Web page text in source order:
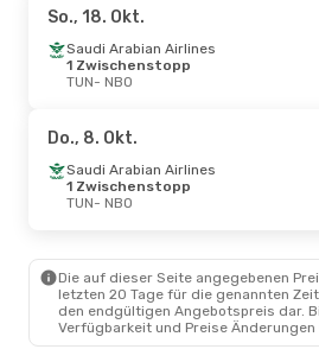
NBO- TUN
Mi., 21. Okt.- So., 25. Okt.
Egyptair1 Zwischenstopp
NBO- TUN
Do., 3. Sept.
Etihad Airways
1 Zwischenstopp
NBO- TUN
So., 18. Okt.
Saudi Arabian Airlines
1 Zwischenstopp
TUN- NBO
Do., 8. Okt.
Saudi Arabian Airlines
1 Zwischenstopp
TUN- NBO
Die auf dieser Seite angegebenen
letzten 20 Tage für die genannten
den endgültigen Angebotspreis dar.
Verfügbarkeit und Preise